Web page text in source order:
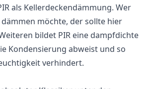
als Kellerdeckendämmung. Wer
möchte, der sollte hier
bildet PIR eine dampfdichte
Kondensierung abweist und so
verhindert.